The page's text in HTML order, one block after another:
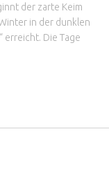
der zarte Keim
in der dunklen
erreicht. Die Tage